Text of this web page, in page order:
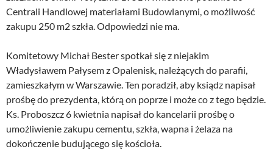
Centrali Handlowej materiałami Budowlanymi, o możliwość
zakupu 250 m2 szkła. Odpowiedzi nie ma.
Komitetowy Michał Bester spotkał się z niejakim
Władysławem Pałysem z Opalenisk, należących do parafii,
zamieszkałym w Warszawie. Ten poradził, aby ksiądz napisał
prośbę do prezydenta, którą on poprze i może co z tego będzie.
Ks. Proboszcz 6 kwietnia napisał do kancelarii prośbę o
umożliwienie zakupu cementu, szkła, wapna i żelaza na
dokończenie budującego się kościoła.